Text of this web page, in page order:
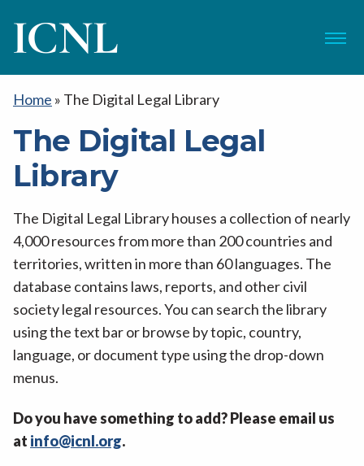
ICNL Menu
Home » The Digital Legal Library
The Digital Legal
Library
The Digital Legal Library houses a collection of nearly
4,000 resources from more than 200 countries and
territories, written in more than 60 languages. The
database contains laws, reports, and other civil
society legal resources. You can search the library
using the text bar or browse by topic, country,
language, or document type using the drop-down
menus.
Do you have something to add? Please email us
at info@icnl.org.